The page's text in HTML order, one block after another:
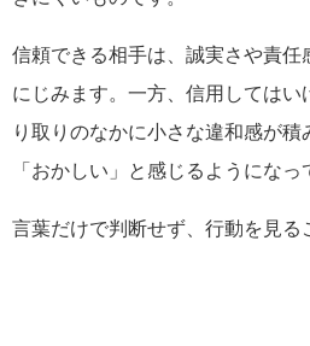
信頼できる相手は、誠実さや責任
にじみます。一方、信用しては
り取りのなかに小さな違和感が積
「おかしい」と感じるようになっ
言葉だけで判断せず、行動を見る